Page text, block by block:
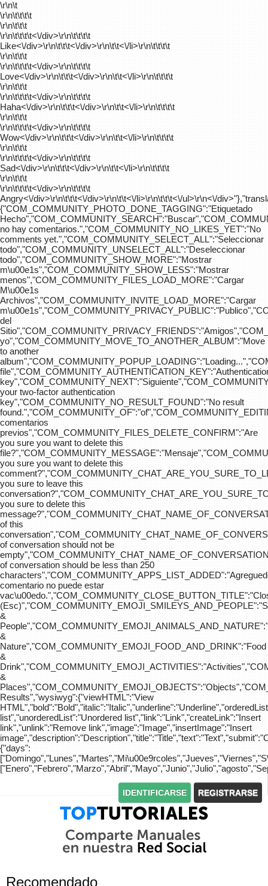
\r\n\t
\r\n\t\t\t\t
\r\n\t\t\t
\r\n\t\t\t\t<\/div>\r\n\t\t\t\t
Like<\/div>\r\n\t\t\t<\/div>\r\n\t\t<\/li>\r\n\t\t\t\t
\r\n\t\t\t
\r\n\t\t\t\t<\/div>\r\n\t\t\t\t
Love<\/div>\r\n\t\t\t<\/div>\r\n\t\t<\/li>\r\n\t\t\t\t
\r\n\t\t\t
\r\n\t\t\t\t<\/div>\r\n\t\t\t\t
Haha<\/div>\r\n\t\t\t<\/div>\r\n\t\t<\/li>\r\n\t\t\t\t
\r\n\t\t\t
\r\n\t\t\t\t<\/div>\r\n\t\t\t\t
Wow<\/div>\r\n\t\t\t<\/div>\r\n\t\t<\/li>\r\n\t\t\t\t
\r\n\t\t\t
\r\n\t\t\t\t<\/div>\r\n\t\t\t\t
Sad<\/div>\r\n\t\t\t<\/div>\r\n\t\t<\/li>\r\n\t\t\t\t
\r\n\t\t\t
\r\n\t\t\t\t<\/div>\r\n\t\t\t\t
Angry<\/div>\r\n\t\t\t<\/div>\r\n\t\t<\/li>\r\n\t\t\t<\/ul>\r\n<\/
{"COM_COMMUNITY_PHOTO_DONE_TAGGING":"Etiquetado
no hay comentarios.","COM_COMMUNITY_NO_LIKES_YET":"No
comments yet.","COM_COMMUNITY_SELECT_ALL":"Seleccionar
todo","COM_COMMUNITY_UNSELECT_ALL":"Deseleccionar
todo","COM_COMMUNITY_SHOW_MORE":"Mostrar
m\u00e1s","COM_COMMUNITY_SHOW_LESS":"Mostrar
menos","COM_COMMUNITY_FILES_LOAD_MORE":"Cargar
M\u00e1s
Archivos","COM_COMMUNITY_INVITE_LOAD_MORE":"Cargar
del
yo","COM_COMMUNITY_MOVE_TO_ANOTHER_ALBUM":"Move
to another
your two-factor authentication
key","COM_COMMUNITY_NO_RESULT_FOUND":"No result
comentarios
previos","COM_COMMUNITY_FILES_DELETE_CONFIRM":"Are
you sure you want to delete this
you sure you want to delete this
you sure to leave this
you sure to delete this
of this
of conversation should not be
of conversation should be less than 250
comentario no puede estar
&
&
Nature","COM_COMMUNITY_EMOJI_FOOD_AND_DRINK":"Food
&
&
Results","wysiwyg":{"viewHTML":"View
list","unorderedList":"Unordered list","link":"Link","createLink":"Insert
link","unlink":"Remove link","image":"Image","insertImage":"Insert
{"days":
IDENTIFICARSE REGISTRARSE
Recomendado